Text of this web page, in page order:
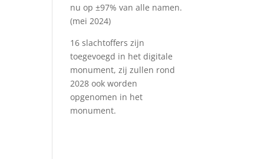
nu op ±97% van alle namen.
(mei 2024)
16 slachtoffers zijn
toegevoegd in het digitale
monument, zij zullen rond
2028 ook worden
opgenomen in het
monument.